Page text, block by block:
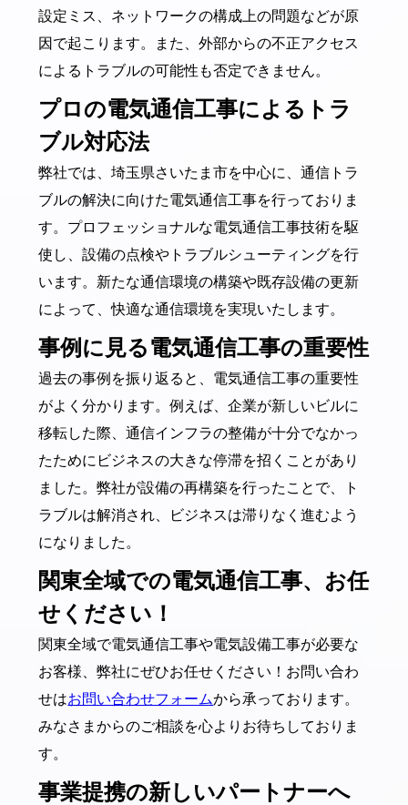
設定ミス、ネットワークの構成上の問題などが原
因で起こります。また、外部からの不正アクセス
によるトラブルの可能性も否定できません。
プロの電気通信工事によるトラ
ブル対応法
弊社では、埼玉県さいたま市を中心に、通信トラ
ブルの解決に向けた電気通信工事を行っておりま
す。プロフェッショナルな電気通信工事技術を駆
使し、設備の点検やトラブルシューティングを行
います。新たな通信環境の構築や既存設備の更新
によって、快適な通信環境を実現いたします。
事例に見る電気通信工事の重要性
過去の事例を振り返ると、電気通信工事の重要性
がよく分かります。例えば、企業が新しいビルに
移転した際、通信インフラの整備が十分でなかっ
たためにビジネスの大きな停滞を招くことがあり
ました。弊社が設備の再構築を行ったことで、ト
ラブルは解消され、ビジネスは滞りなく進むよう
になりました。
関東全域での電気通信工事、お任
せください！
関東全域で電気通信工事や電気設備工事が必要な
お客様、弊社にぜひお任せください！お問い合わ
せはお問い合わせフォームから承っております。
みなさまからのご相談を心よりお待ちしておりま
す。
事業提携の新しいパートナーへ